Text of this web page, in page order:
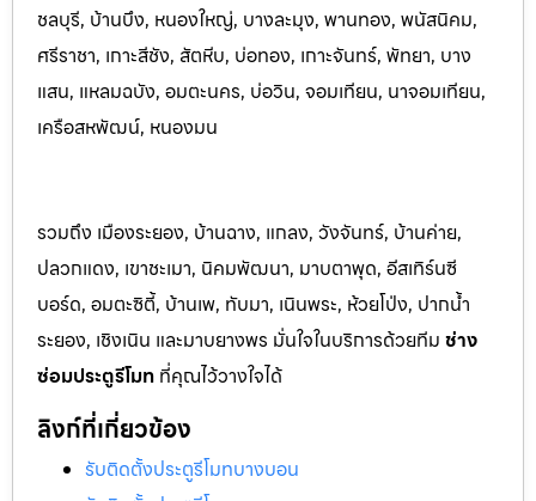
ชลบุรี, บ้านบึง, หนองใหญ่, บางละมุง, พานทอง, พนัสนิคม,
ศรีราชา, เกาะสีชัง, สัตหีบ, บ่อทอง, เกาะจันทร์, พัทยา, บาง
แสน, แหลมฉบัง, อมตะนคร, บ่อวิน, จอมเทียน, นาจอมเทียน,
เครือสหพัฒน์, หนองมน
รวมถึง เมืองระยอง, บ้านฉาง, แกลง, วังจันทร์, บ้านค่าย,
ปลวกแดง, เขาชะเมา, นิคมพัฒนา, มาบตาพุด, อีสเทิร์นซี
บอร์ด, อมตะซิตี้, บ้านเพ, ทับมา, เนินพระ, ห้วยโป่ง, ปากน้ำ
ระยอง, เชิงเนิน และมาบยางพร มั่นใจในบริการด้วยทีม ช่าง
ซ่อมประตูรีโมท ที่คุณไว้วางใจได้
ลิงก์ที่เกี่ยวข้อง
รับติดตั้งประตูรีโมทบางบอน